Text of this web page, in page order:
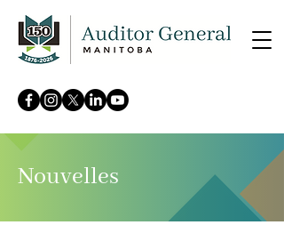
Nouvelles